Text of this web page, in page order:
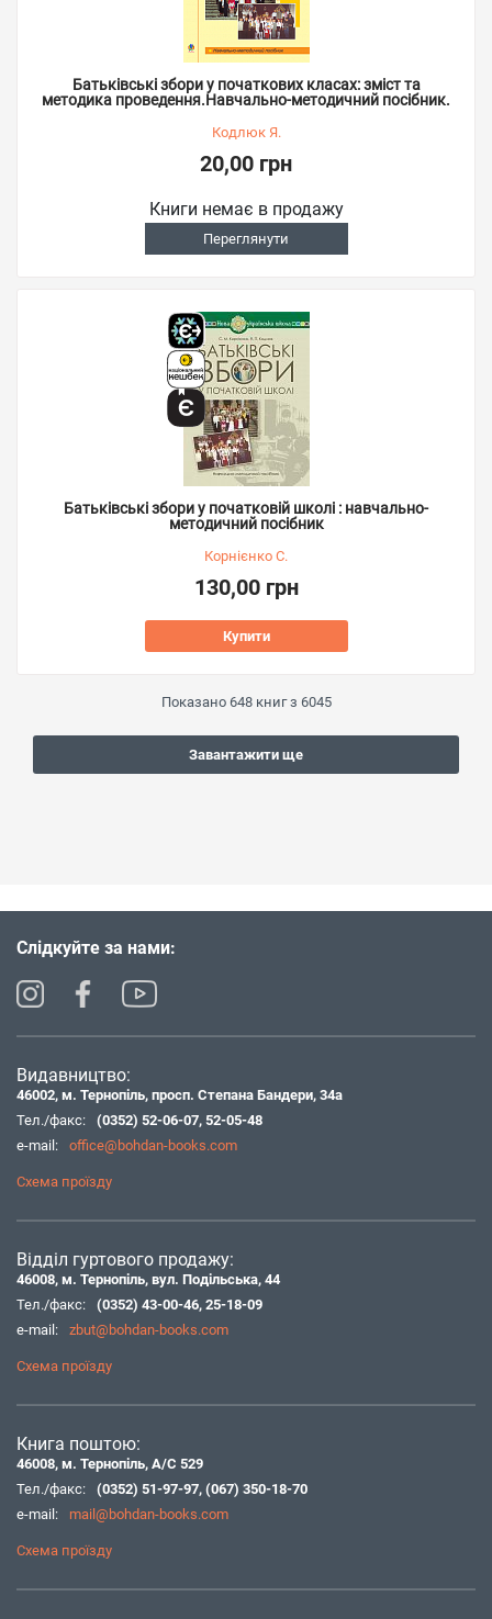
Батьківські збори у початкових класах: зміст та
методика проведення.Навчально-методичний посібник.
Кодлюк Я.
20,00 грн
Книги немає в продажу
Переглянути
Батьківські збори у початковій школі : навчально-
методичний посібник
Корнієнко С.
130,00 грн
Купити
Показано 648книг з 6045
Завантажити ще
Слідкуйте за нами:
Видавництво:
46002, м. Тернопіль, просп. Степана Бандери, 34а
Тел./факс:
(0352) 52-06-07, 52-05-48
e-mail:
office@bohdan-books.com
Схема проїзду
Відділ гуртового продажу:
46008, м. Тернопіль, вул. Подільська, 44
Тел./факс:
(0352) 43-00-46, 25-18-09
e-mail:
zbut@bohdan-books.com
Схема проїзду
Книга поштою:
46008, м. Тернопіль, А/С 529
Тел./факс:
(0352) 51-97-97, (067) 350-18-70
e-mail:
mail@bohdan-books.com
Схема проїзду